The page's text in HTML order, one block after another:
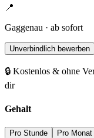
📍
Gaggenau · ab sofort
Unverbindlich bewerben
🔒 Kostenlos & ohne
dir
Gehalt
Pro Stunde Pro Monat